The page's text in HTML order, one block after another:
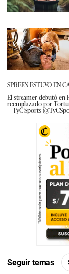
SPREEN ESTUVO EN
El streamer debutó en
reemplazado por
— TyC Sports
Seguir temas